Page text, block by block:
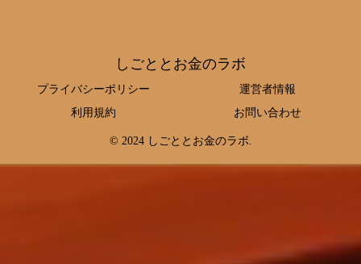
しごととお金のラボ
プライバシーポリシー
運営者情報
利用規約
お問い合わせ
© 2024 しごととお金のラボ.